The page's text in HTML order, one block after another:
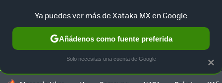
SELECCIÓN GAMING HOME AUTO TERRITORIO
×
Ya puedes ver más de Xataka MX en Google
Añádenos como fuente preferida
Solo necesitas una cuenta de Google